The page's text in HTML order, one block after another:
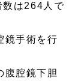
数は264人で
鏡手術を行
腹腔鏡下胆